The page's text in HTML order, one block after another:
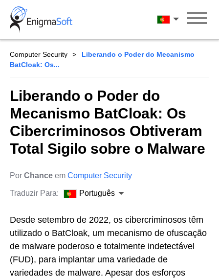
Skip
content
Português
Computer Security
Liberando o Poder do Mecanismo
BatCloak: Os...
Liberando o Poder do
Mecanismo BatCloak: Os
Cibercriminosos Obtiveram
Total Sigilo sobre o Malware
Por Chance em Computer Security
Traduzir Para: Português
Desde setembro de 2022, os cibercriminosos têm
utilizado o BatCloak, um mecanismo de ofuscação
de malware poderoso e totalmente indetectável
(FUD), para implantar uma variedade de
variedades de malware. Apesar dos esforços